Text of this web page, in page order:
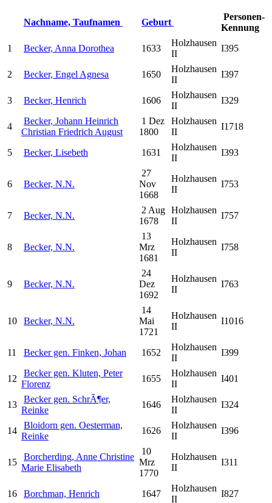
Nachname, Taufnamen Geburt
Personen-
Kennung
1
Becker, Anna Dorothea 1633
Holzhausen
II
I395
2 Becker, Engel Agnesa 1650
Holzhausen
II
I397
3 Becker, Henrich 1606
Holzhausen
II
I329
4
Becker, Johann Heinrich
Christian Friedrich August
1 Dez
1800
Holzhausen
II
I1718
5 Becker, Lisebeth 1631
Holzhausen
II
I393
6 Becker, N.N.
27
Nov
1668
Holzhausen
II
I753
7 Becker, N.N.
2 Aug
1678
Holzhausen
II
I757
8 Becker, N.N.
13
Mrz
1681
Holzhausen
II
I758
9 Becker, N.N.
24
Dez
1692
Holzhausen
II
I763
10 Becker, N.N.
14
Mai
1721
Holzhausen
II
I1016
11 Becker gen. Finken, Johan 1652
Holzhausen
II
I399
12
Becker gen. Kluten, Peter
Florenz
1655
Holzhausen
II
I401
13
Becker gen. SchrÃ¶er,
Reinke
1646
Holzhausen
II
I324
14
Bloidorn gen. Oesterman,
Reinke
1626
Holzhausen
II
I396
15
Borcherding, Anne Christine
Marie Elisabeth
10
Mrz
1770
Holzhausen
II
I311
16 Borchman, Henrich 1647
Holzhausen
II
I827